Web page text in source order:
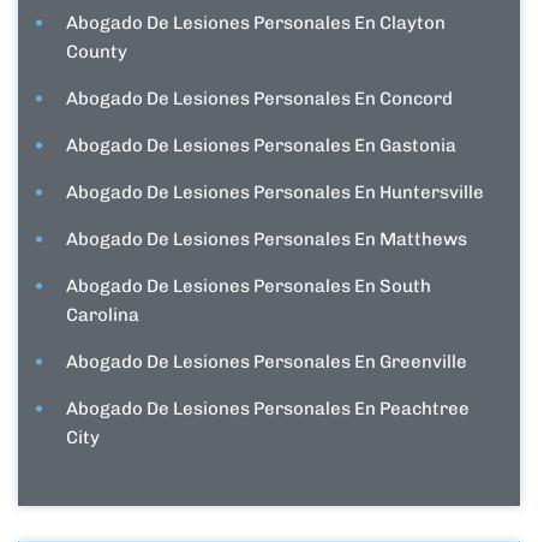
Abogado De Lesiones Personales En Clayton
County
Abogado De Lesiones Personales En Concord
Abogado De Lesiones Personales En Gastonia
Abogado De Lesiones Personales En Huntersville
Abogado De Lesiones Personales En Matthews
Abogado De Lesiones Personales En South
Carolina
Abogado De Lesiones Personales En Greenville
Abogado De Lesiones Personales En Peachtree
City